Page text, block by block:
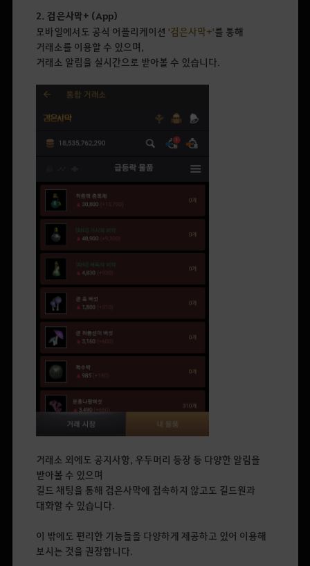
2. 검은사막+ (App)
모바일에서도 공식 어플리케이션 '검은사막+'를 통해
거래소를 이용할 수 있으며,
거래소 알림을 실시간으로 받아볼 수 있습니다.
거래소 외에도 공지사항, 우두머리 등장 등 다양한 알림을
받아볼 수 있으며
길드 채팅을 통해 검은사막에 접속하지 않고도 길드원과
대화할 수 있습니다.
이 밖에도 편리한 기능들을 다양하게 제공하고 있어 이용해
보시는 것을 권장합니다.